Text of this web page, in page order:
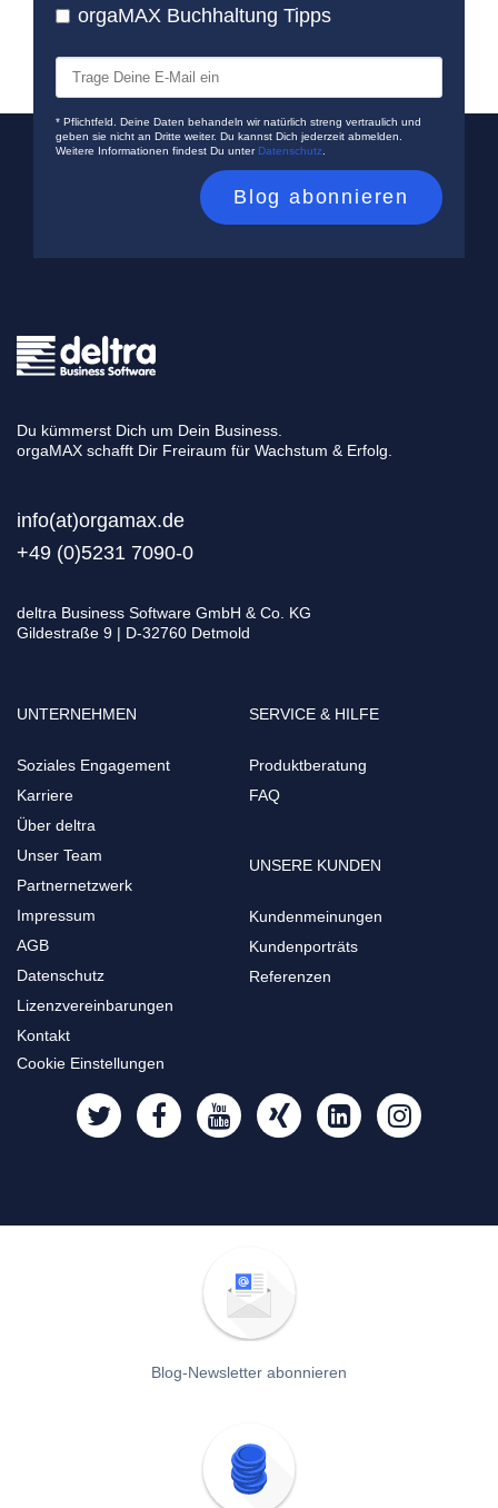
orgaMAX Buchhaltung Tipps
* Pflichtfeld. Deine Daten behandeln wir natürlich streng vertraulich und
geben sie nicht an Dritte weiter. Du kannst Dich jederzeit abmelden.
Weitere Informationen findest Du unterDatenschutz
Du kümmerst Dich um Dein Business.
orgaMAX schafft Dir Freiraum für Wachstum & Erfolg.
info(at)orgamax.de
+49 (0)5231 7090-0
deltra Business Software GmbH & Co. KG
Gildestraße 9 | D-32760 Detmold
UNTERNEHMEN
Soziales Engagement
Karriere
Über deltra
Unser Team
Partnernetzwerk
Impressum
AGB
Datenschutz
Lizenzvereinbarungen
Kontakt
SERVICE & HILFE
Produktberatung
FAQ
UNSERE KUNDEN
Kundenmeinungen
Kundenporträts
Referenzen
Cookie Einstellungen
Blog-Newsletter abonnieren